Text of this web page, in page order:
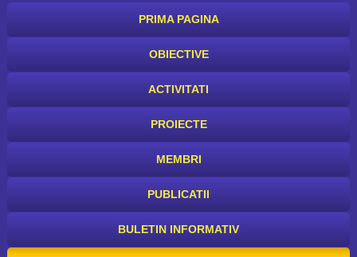
PRIMA PAGINA
OBIECTIVE
ACTIVITATI
PROIECTE
MEMBRI
PUBLICATII
BULETIN INFORMATIV